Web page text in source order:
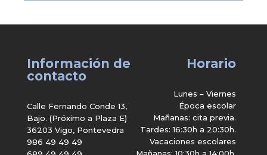
Información de
contacto
Calle Fernando Conde 13,
Bajo. (Próximo a Plaza E)
36203 Vigo, Pontevedra
986 49 49 49
Horario
Lunes – Viernes
Época escolar
Mañanas: cita previa.
Tardes: 16:30h a 20:30h.
Vacaciones escolares